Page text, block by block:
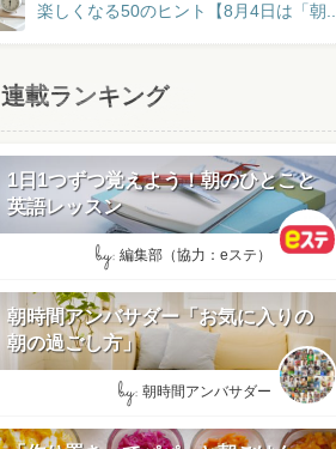
楽しくなる50のヒント【8月4日は「朝...
連載ランキング
1日1つずつ覚えよう！朝のひとこと
英語レッスン
by: 編集部（協力：eステ）
朝時間アンバサダー「お気に入りの
朝の過ごし方」
by: 朝時間アンバサダー